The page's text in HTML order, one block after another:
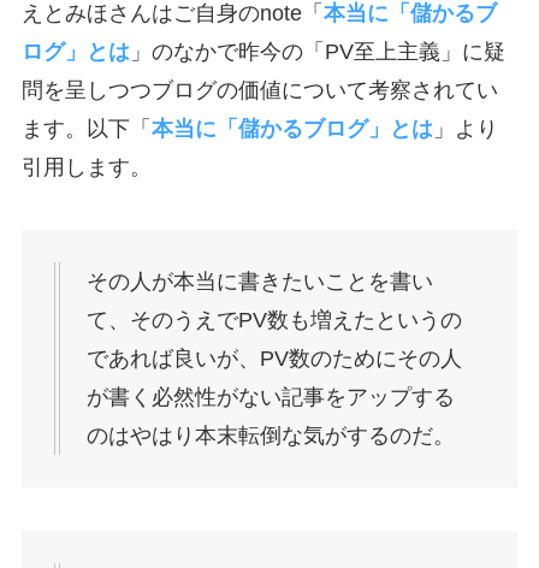
えとみほさんはご自身のnote「 本当に「儲かるブ
ログ」とは」のなかで昨今の「PV至上主義」に疑
問を呈しつつブログの価値について考察されてい
ます。以下「 本当に「儲かるブログ」とは」より
引用します。
その人が本当に書きたいことを書い
て、そのうえでPV数も増えたというの
であれば良いが、PV数のためにその人
が書く必然性がない記事をアップする
のはやはり本末転倒な気がするのだ。